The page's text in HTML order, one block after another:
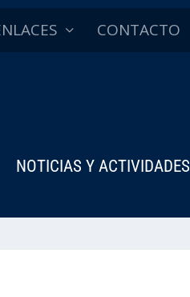
CONTACTO
NOTICIAS Y ACTIVIDADES